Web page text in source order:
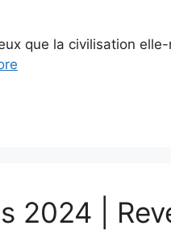
que la civilisation
2024 |